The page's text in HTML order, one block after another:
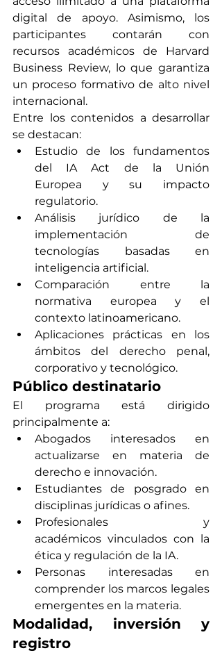
digital de apoyo. Asimismo, los
participantes contarán con
recursos académicos de Harvard
Business Review, lo que garantiza
un proceso formativo de alto nivel
internacional.
Entre los contenidos a desarrollar
se destacan:
Estudio de los fundamentos
del IA Act de la Unión
Europea y su impacto
regulatorio.
Análisis jurídico de la
implementación de
tecnologías basadas en
inteligencia artificial.
Comparación entre la
normativa europea y el
contexto latinoamericano.
Aplicaciones prácticas en los
ámbitos del derecho penal,
corporativo y tecnológico.
Público destinatario
El programa está dirigido
principalmente a:
Abogados interesados en
actualizarse en materia de
derecho e innovación.
Estudiantes de posgrado en
disciplinas jurídicas o afines.
Profesionales y
académicos vinculados con la
ética y regulación de la IA.
Personas interesadas en
comprender los marcos legales
emergentes en la materia.
Modalidad, inversión y
registro